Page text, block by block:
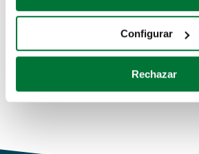
Recopilar información sobre su
Identificar su dispositivo
para buscar características
Obtenga más información sobre
Configurar
Rechazar
Coches de km0